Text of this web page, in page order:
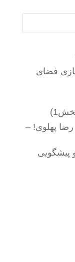
فضای
پهلوی! –
پیشگویی